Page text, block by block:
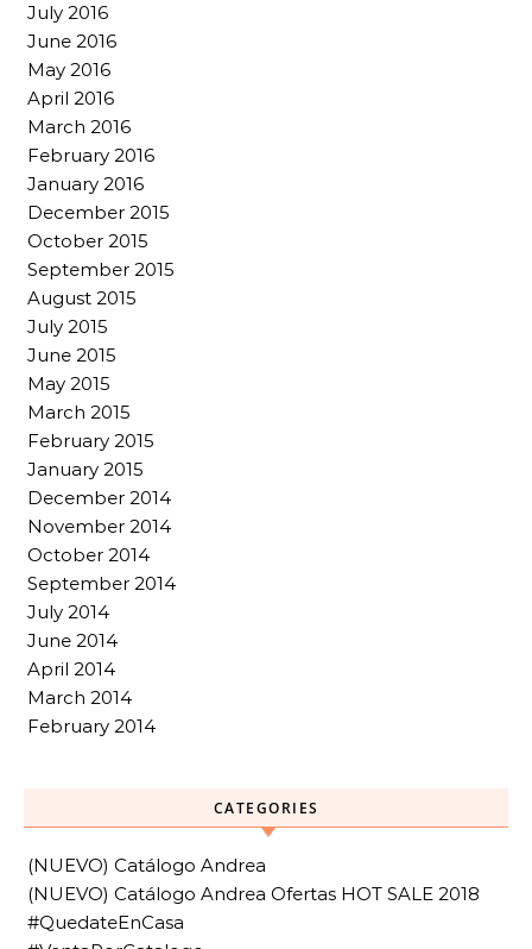
July 2016
June 2016
May 2016
April 2016
March 2016
February 2016
January 2016
December 2015
October 2015
September 2015
August 2015
July 2015
June 2015
May 2015
March 2015
February 2015
January 2015
December 2014
November 2014
October 2014
September 2014
July 2014
June 2014
April 2014
March 2014
February 2014
CATEGORIES
(NUEVO) Catálogo Andrea
(NUEVO) Catálogo Andrea Ofertas HOT SALE 2018
#QuedateEnCasa